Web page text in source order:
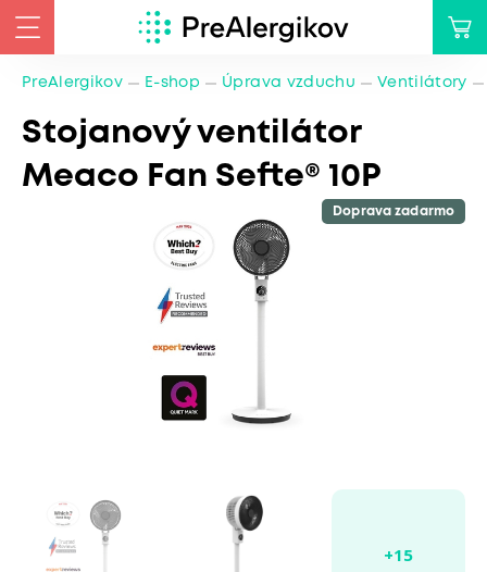
PreAlergikov E-shop Úprava vzduchu Ventilátory
Stojanový ventilátor
Meaco Fan Sefte® 10P
Doprava zadarmo